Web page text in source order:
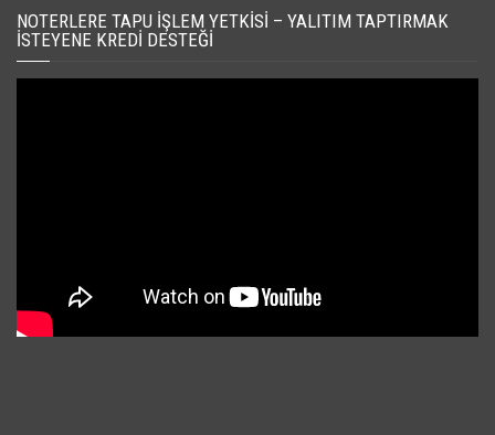
NOTERLERE TAPU İŞLEM YETKISI – YALITIM TAPTIRMAK
İSTEYENE KREDI DESTEĞI